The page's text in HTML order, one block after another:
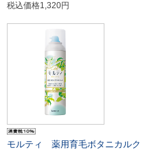
税込価格1,320円
モルティ 薬用育毛ボタニカルク